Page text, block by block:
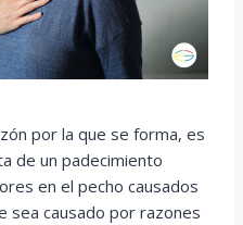
por la que se forma, es
de un padecimiento
en el pecho causados
sea causado por razones